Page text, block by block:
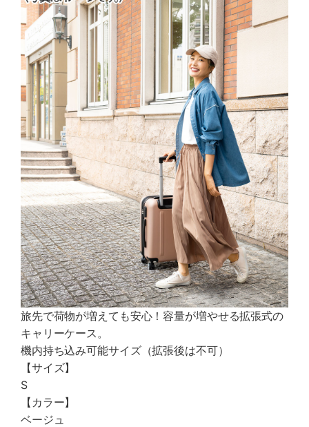
旅先で荷物が増えても安心！容量が増やせる拡張式の
キャリーケース。
機内持ち込み可能サイズ（拡張後は不可）
【サイズ】
S
【カラー】
ベージュ